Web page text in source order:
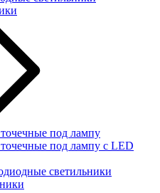
под лампу
под лампу с LED
светильники